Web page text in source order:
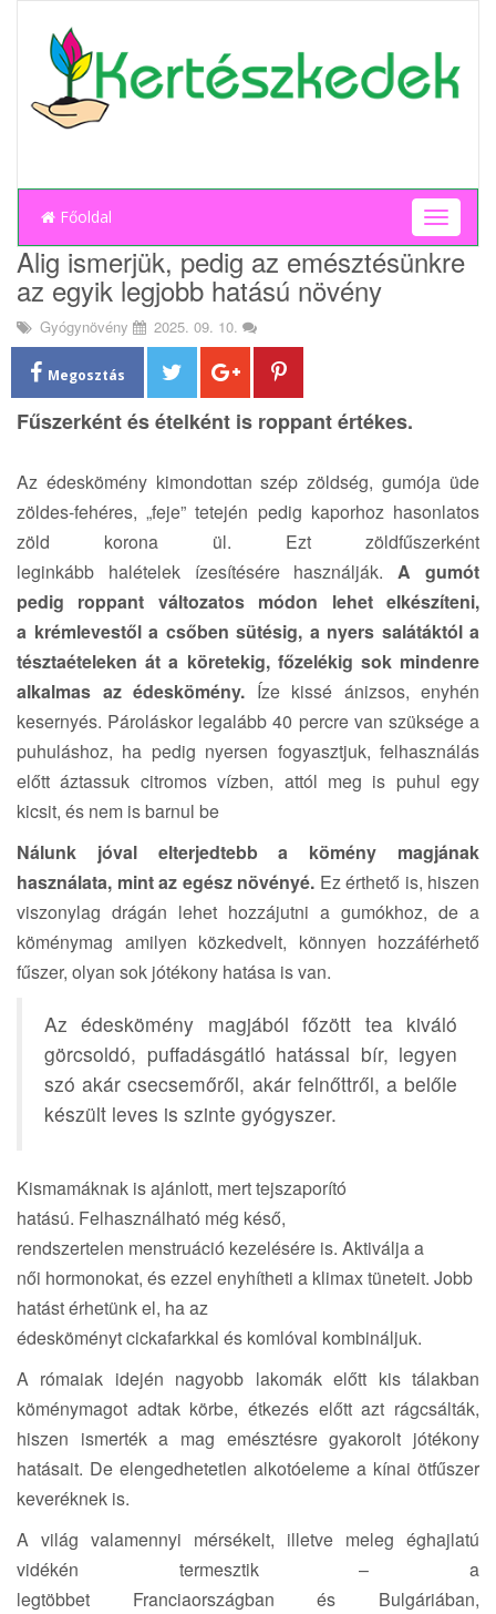
Főoldal
T
o
g
t
i
n
Alig ismerjük, pedig az emésztésünkre
az egyik legjobb hatású növény
Gyógynövény 2025. 09. 10.
Megosztás
Fűszerként és ételként is roppant értékes.
Az édeskömény kimondottan szép zöldség, gumója üde
zöldes-fehéres, „feje” tetején pedig kaporhoz hasonlatos
zöld korona ül. Ezt zöldfűszerként
leginkább halételek ízesítésére használják.A gumót
pedig roppant változatos módon lehet elkészíteni,
a krémlevestől a csőben sütésig, a nyers salátáktól a
tésztaételeken át a köretekig, főzelékig sok mindenre
alkalmas az édeskömény. Íze kissé ánizsos, enyhén
kesernyés. Pároláskor legalább 40 percre van szüksége a
puhuláshoz, ha pedig nyersen fogyasztjuk, felhasználás
előtt áztassuk citromos vízben, attól meg is puhul egy
kicsit, és nem is barnul be
Nálunk jóval elterjedtebb a kömény magjának
használata, mint az egész növényé. Ez érthető is, hiszen
viszonylag drágán lehet hozzájutni a gumókhoz, de a
köménymag amilyen közkedvelt, könnyen hozzáférhető
fűszer, olyan sok jótékony hatása is van.
Az édeskömény magjából főzött tea kiváló
görcsoldó, puffadásgátló hatással bír, legyen
szó akár csecsemőről, akár felnőttről, a belőle
készült leves is szinte gyógyszer.
Kismamáknak is ajánlott, mert tejszaporító
hatású. Felhasználható még késő,
rendszertelen menstruáció kezelésére is. Aktiválja a
női hormonokat, és ezzel enyhítheti a klimax tüneteit. Jobb
hatást érhetünk el, ha az
édesköményt cickafarkkal és komlóval kombináljuk.
A rómaiak idején nagyobb lakomák előtt kis tálakban
köménymagot adtak körbe, étkezés előtt azt rágcsálták,
hiszen ismerték a mag emésztésre gyakorolt jótékony
hatásait. De elengedhetetlen alkotóeleme a kínai ötfűszer
keveréknek is.
A világ valamennyi mérsékelt, illetve meleg éghajlatú
vidékén termesztik – a
legtöbbet Franciaországban és Bulgáriában,